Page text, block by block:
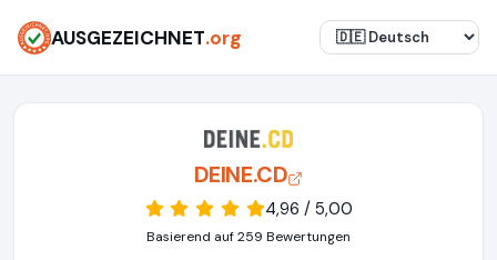
AUSGEZEICHNET.org
DEINE.CD
4,96 / 5,00
Basierend auf 259 Bewertungen